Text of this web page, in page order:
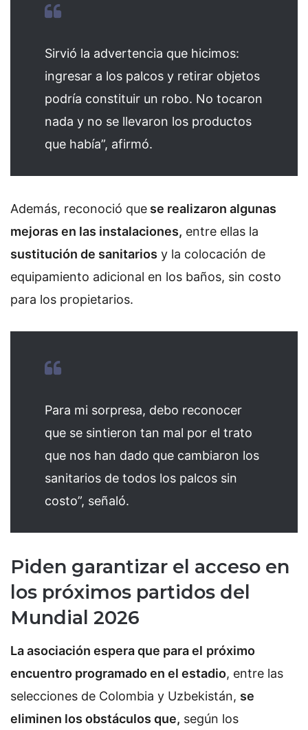
Sirvió la advertencia que hicimos:
ingresar a los palcos y retirar objetos
podría constituir un robo. No tocaron
nada y no se llevaron los productos
que había”, afirmó.
Además, reconoció que se realizaron algunas
mejoras en las instalaciones, entre ellas la
sustitución de sanitarios y la colocación de
equipamiento adicional en los baños, sin costo
para los propietarios.
Para mi sorpresa, debo reconocer
que se sintieron tan mal por el trato
que nos han dado que cambiaron los
sanitarios de todos los palcos sin
costo”, señaló.
Piden garantizar el acceso en
los próximos partidos del
Mundial 2026
La asociación espera que para el próximo
encuentro programado en el estadio, entre las
selecciones de Colombia y Uzbekistán, se
eliminen los obstáculos que, según los